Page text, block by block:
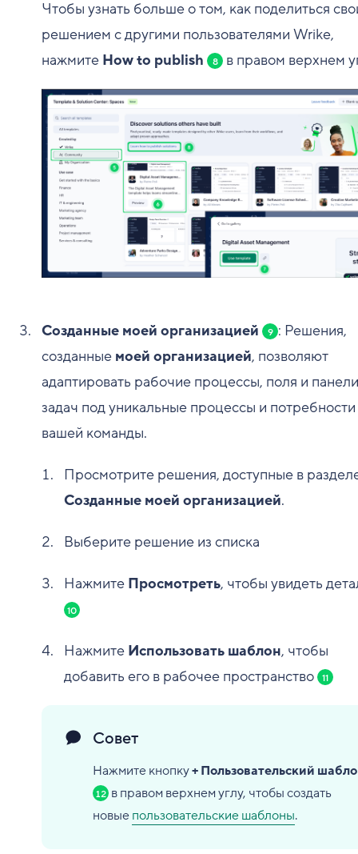
Чтобы узнать больше о том, как поделиться
решением с другими пользователями Wrike,
нажмите How to publish 8 в правом верхнем
Созданные моей организацией 9 : Решения,
созданные моей организацией, позволяют
адаптировать рабочие процессы, поля и панели
задач под уникальные процессы и потребности
вашей команды.
Просмотрите решения, доступные в
Созданные моей организацией.
Выберите решение из списка
Нажмите Просмотреть, чтобы увидеть
10
Нажмите Использовать шаблон, чтобы
добавить его в рабочее пространство
11
Совет
Нажмите кнопку+ Пользовательский
12 в правом верхнем углу, чтобы создать
новыепользовательские шаблоны.